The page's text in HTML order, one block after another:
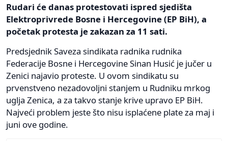
Rudari će danas protestovati ispred sjedišta
Elektroprivrede Bosne i Hercegovine (EP BiH), a
početak protesta je zakazan za 11 sati.
Predsjednik Saveza sindikata radnika rudnika
Federacije Bosne i Hercegovine Sinan Husić je jučer u
Zenici najavio proteste. U ovom sindikatu su
prvenstveno nezadovoljni stanjem u Rudniku mrkog
uglja Zenica, a za takvo stanje krive upravo EP BiH.
Najveći problem jeste što nisu isplaćene plate za maj i
juni ove godine.